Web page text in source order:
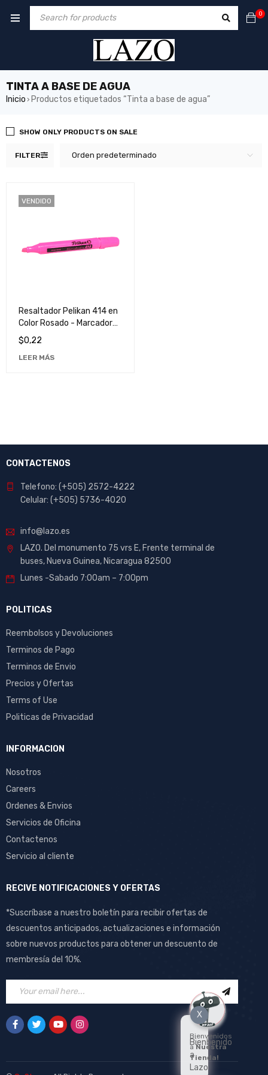
0
TINTA A BASE DE AGUA
Inicio › Productos etiquetados “Tinta a base de agua”
FILTER Orden predeterminado
SHOW ONLY PRODUCTS ON SALE
VENDIDO
Resaltador Pelikan 414 en
Color Rosado - Marcador
Fluorescente de Alta
Calidad
$0,22
LEER MÁS
CONTACTENOS
Telefono: (+505) 2572-4222
Celular: (+505) 5736-4020
info@lazo.es
LAZO. Del monumento 75 vrs E, Frente terminal de
buses, Nueva Guinea, Nicaragua 82500
Lunes -Sabado 7:00am – 7:00pm
POLITICAS
Reembolsos y Devoluciones
Terminos de Pago
Terminos de Envio
Precios y Ofertas
Terms of Use
Politicas de Privacidad
INFORMACION
Nosotros
Careers
Ordenes & Envios
Servicios de Oficina
Contactenos
Servicio al cliente
RECIVE NOTIFICACIONES Y OFERTAS
*Suscríbase a nuestro boletín para recibir ofertas de
descuentos anticipados, actualizaciones e información
sobre nuevos productos para obtener un descuento de
membresía del 10%.
X
Bienvenidos
aNuestra
Tienda!
Bienbenido
a
Lazo